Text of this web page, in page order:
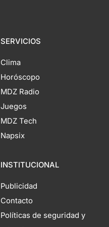
SERVICIOS
Clima
Horóscopo
MDZ Radio
Juegos
MDZ Tech
Napsix
INSTITUCIONAL
Publicidad
Contacto
Políticas de seguridad y